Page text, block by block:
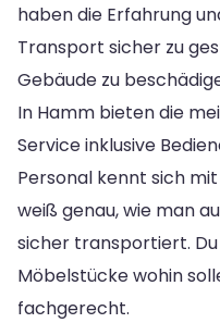
haben die Erfahrung
Transport sicher zu
Gebäude zu
In Hamm bieten die
Service inklusive
Personal kennt sich
weiß genau, wie man
sicher transportiert.
Möbelstücke wohin
fachgerecht.